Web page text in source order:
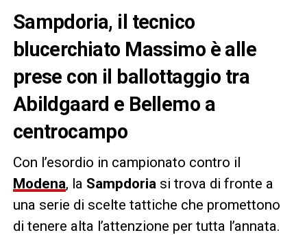
Sampdoria, il tecnico
blucerchiato Massimo è alle
prese con il ballottaggio tra
Abildgaard e Bellemo a
centrocampo
Con l’esordio in campionato contro il
Modena, la Sampdoriasi trova di fronte a
una serie di scelte tattiche che promettono
di tenere alta l’attenzione per tutta l’annata.